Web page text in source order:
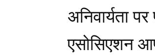
अनिवार्यता
एसोसिएशन